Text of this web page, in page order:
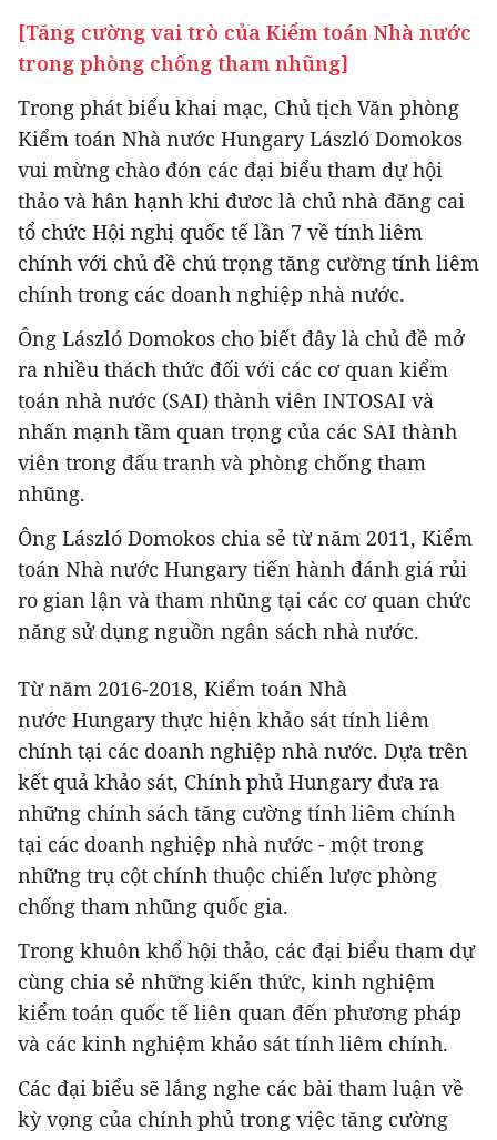
[Tăng cường vai trò của Kiểm toán Nhà nước
trong phòng chống tham nhũng]
Trong phát biểu khai mạc, Chủ tịch Văn phòng
Kiểm toán Nhà nước Hungary László Domokos
vui mừng chào đón các đại biểu tham dự hội
thảo và hân hạnh khi đươc là chủ nhà đăng cai
tổ chức Hội nghị quốc tế lần 7 về tính liêm
chính với chủ đề chú trọng tăng cường tính liêm
chính trong các doanh nghiệp nhà nước.
Ông László Domokos cho biết đây là chủ đề mở
ra nhiều thách thức đối với các cơ quan kiểm
toán nhà nước (SAI) thành viên INTOSAI và
nhấn mạnh tầm quan trọng của các SAI thành
viên trong đấu tranh và phòng chống tham
nhũng.
Ông László Domokos chia sẻ từ năm 2011, Kiểm
toán Nhà nước Hungary tiến hành đánh giá rủi
ro gian lận và tham nhũng tại các cơ quan chức
năng sử dụng nguồn ngân sách nhà nước.
Từ năm 2016-2018, Kiểm toán Nhà
nước Hungary thực hiện khảo sát tính liêm
chính tại các doanh nghiệp nhà nước. Dựa trên
kết quả khảo sát, Chính phủ Hungary đưa ra
những chính sách tăng cường tính liêm chính
tại các doanh nghiệp nhà nước - một trong
những trụ cột chính thuộc chiến lược phòng
chống tham nhũng quốc gia.
Trong khuôn khổ hội thảo, các đại biểu tham dự
cùng chia sẻ những kiến thức, kinh nghiệm
kiểm toán quốc tế liên quan đến phương pháp
và các kinh nghiệm khảo sát tính liêm chính.
Các đại biểu sẽ lắng nghe các bài tham luận về
kỳ vọng của chính phủ trong việc tăng cường